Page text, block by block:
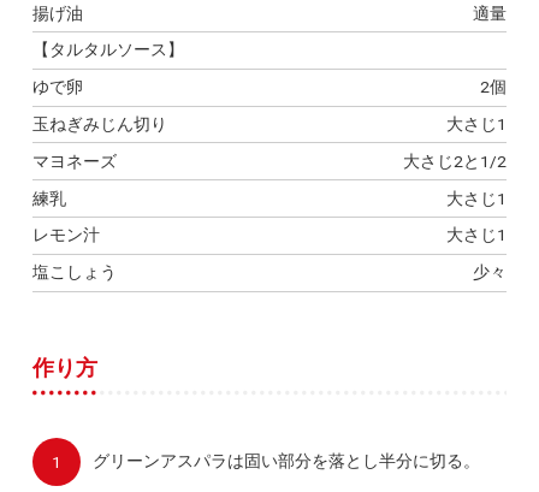
揚げ油
適量
【タルタルソース】
ゆで卵
2個
玉ねぎみじん切り
大さじ1
マヨネーズ
大さじ2と1/2
練乳
大さじ1
レモン汁
大さじ1
塩こしょう
少々
作り方
グリーンアスパラは固い部分を落とし半分に切る。